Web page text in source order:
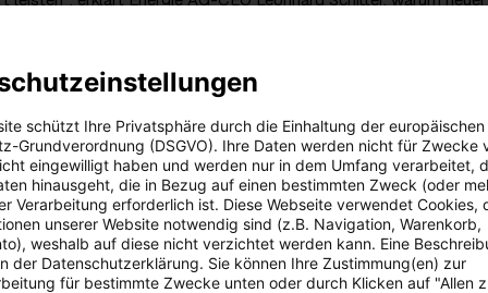
Weihnachtsgeschenke wie den Jahreskalender und andere
im gesetzlich zulässigen Rahmen im Gesamtwert von bis zu
„Wir nehmen unsere soziale Verantwortung als größter
sehr ernst, daher werden wir das Sozialprojekt
langfristig unterstützen.“
DüK wurde von der Kolpingsfamilie nach Oberösterreich geholt.
Menschen die Möglichkeit, wieder in ein geregeltes Leben
DüK ist ein zwei mal zwei Meter großer, modular aufgebauter
versperrbarer Witterungsschutz aus Holz, in dem ein Bewohner
und auch dort in Sicherheit übernachten kann“, so
Linz.
schützt Ihre Privatsphäre durch die Einhaltung der europäischen
Grundverordnung (DSGVO). Ihre Daten werden nicht für Zwecke
eingewilligt haben und werden nur in dem Umfang verarbeitet,
hinausgeht, die in Bezug auf einen bestimmten Zweck (oder
Verarbeitung erforderlich ist. Diese Webseite verwendet Cookies,
unserer Website notwendig sind (z.B. Navigation, Warenkorb,
weshalb auf diese nicht verzichtet werden kann. Eine
der Datenschutzerklärung. Sie können Ihre Zustimmung(en) zur
für bestimmte Zwecke unten oder durch Klicken auf "Allen